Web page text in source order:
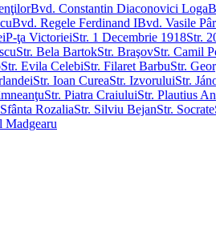
Bvd. Constantin Diaconovici Loga
Bvd. Regele Ferdinand IBvd. Vasile
P-ţa VictorieiStr. 1 Decembrie 1918Str.
Str. Bela BartokStr. BraşovStr. Camil
Str. Evila CelebiStr. Filaret BarbuStr.
Str. Ioan CureaStr. IzvoruluiStr.
Str. Piatra CraiuluiStr. Plautius
RozaliaStr. Silviu BejanStr. Socrate
Madgearu